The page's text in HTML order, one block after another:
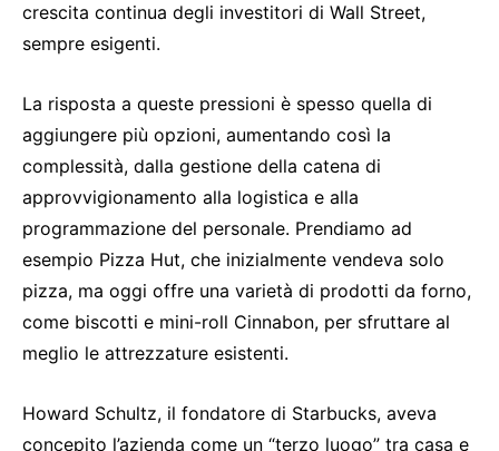
crescita continua degli investitori di Wall Street,
sempre esigenti.
La risposta a queste pressioni è spesso quella di
aggiungere più opzioni, aumentando così la
complessità, dalla gestione della catena di
approvvigionamento alla logistica e alla
programmazione del personale. Prendiamo ad
esempio Pizza Hut, che inizialmente vendeva solo
pizza, ma oggi offre una varietà di prodotti da forno,
come biscotti e mini-roll Cinnabon, per sfruttare al
meglio le attrezzature esistenti.
Howard Schultz, il fondatore di Starbucks, aveva
concepito l’azienda come un “terzo luogo” tra casa e